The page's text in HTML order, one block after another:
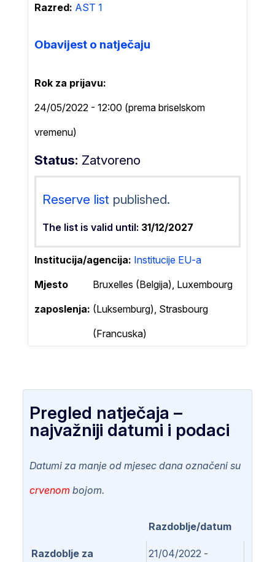
Razred: AST 1
Obavijest o natječaju
Rok za prijavu
24/05/2022 - 12:00 (prema briselskom
vremenu)
Status Zatvoreno
Reserve list published.
The list is valid until: 31/12/2027
Institucija/agencija Institucije EU-a
Mjesto
zaposlenja:
Bruxelles (Belgija), Luxembourg
(Luksemburg), Strasbourg
(Francuska)
Pregled natječaja –
najvažniji datumi i podaci
Datumi za manje od mjesec dana označeni su
crvenom bojom.
Razdoblje/datum
Razdoblje za
21/04/2022 -